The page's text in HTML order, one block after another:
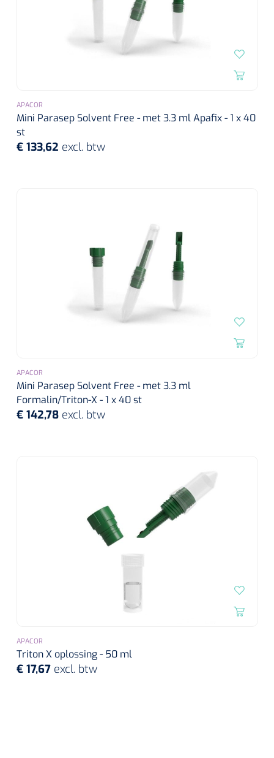
APACOR
Mini Parasep Solvent Free - met 3.3 ml Apafix - 1 x 40
st
€ 133,62 excl. btw
APACOR
Mini Parasep Solvent Free - met 3.3 ml
Formalin/Triton-X - 1 x 40 st
€ 142,78 excl. btw
APACOR
Triton X oplossing - 50 ml
€ 17,67 excl. btw